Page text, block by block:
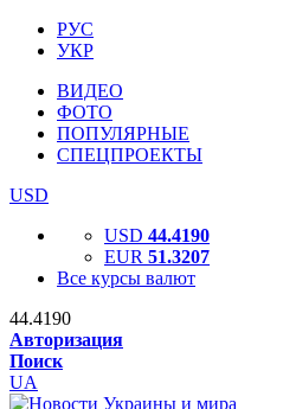
РУС
УКР
ВИДЕО
ФОТО
ПОПУЛЯРНЫЕ
СПЕЦПРОЕКТЫ
USD
USD 44.4190
EUR 51.3207
Все курсы валют
44.4190
Авторизация
Поиск
UA